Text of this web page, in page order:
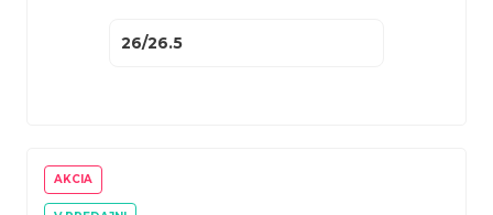
26/26.5
AKCIA